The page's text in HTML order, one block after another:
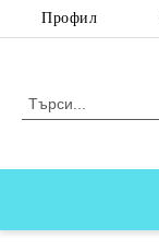
Профил